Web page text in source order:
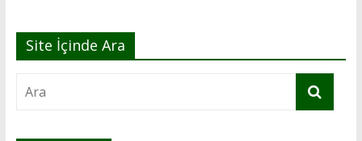
Site İçinde Ara